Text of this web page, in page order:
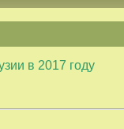
в 2017 году